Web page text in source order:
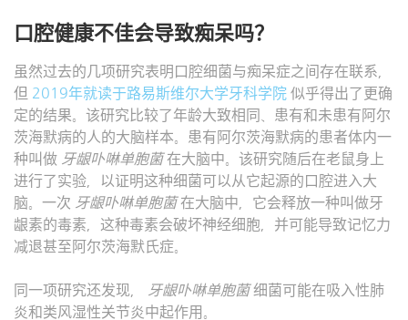
口腔健康不佳会导致痴呆吗？
虽然过去的几项研究表明口腔细菌与痴呆症之间存在联系，
但 2019年就读于路易斯维尔大学牙科学院 似乎得出了更确
定的结果。该研究比较了年龄大致相同、患有和未患有阿尔
茨海默病的人的大脑样本。患有阿尔茨海默病的患者体内一
种叫做 牙龈卟啉单胞菌在大脑中。该研究随后在老鼠身上
进行了实验，以证明这种细菌可以从它起源的口腔进入大
脑。一次 牙龈卟啉单胞菌在大脑中，它会释放一种叫做牙
龈素的毒素，这种毒素会破坏神经细胞，并可能导致记忆力
减退甚至阿尔茨海默氏症。
同一项研究还发现， 牙龈卟啉单胞菌细菌可能在吸入性肺
炎和类风湿性关节炎中起作用。